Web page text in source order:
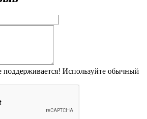
Используйте обычный